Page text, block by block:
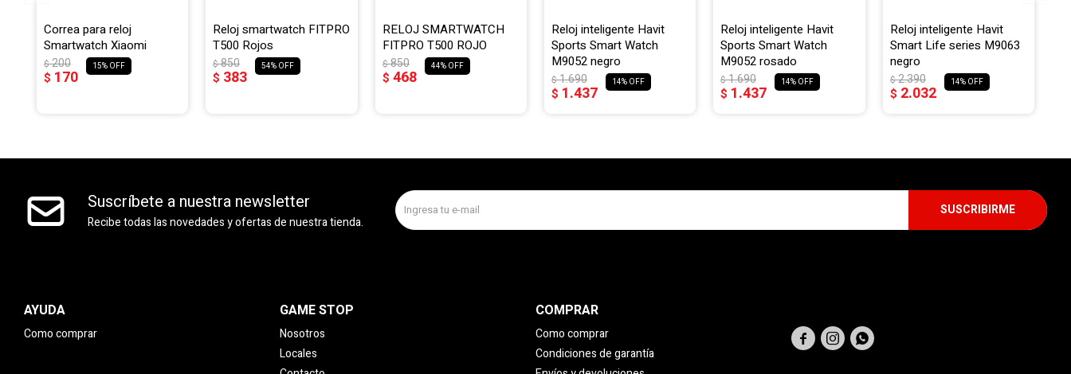
Correa para reloj
Smartwatch Xiaomi
$ 170
$200 15
Reloj smartwatch FITPRO
T500 Rojos
$ 383
$850 54
RELOJ SMARTWATCH
FITPRO T500 ROJO
$ 468
$850 44
Reloj inteligente Havit
Sports Smart Watch
M9052 negro
$ 1.437
$1.690 14
Reloj inteligente Havit
Sports Smart Watch
M9052 rosado
$ 1.437
$1.690 14
Reloj inteligente Havit
Smart Life series M9063
negro
$ 2.032
$2.390 14
Suscríbete a nuestra newsletter
Recibe todas las novedades y ofertas de nuestra tienda.
SUSCRIBIRME
AYUDA
Como comprar
GAME STOP
Nosotros
Locales
COMPRAR
Como comprar
Condiciones de garantía
  